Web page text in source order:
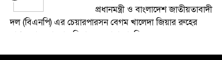
প্রধানমন্ত্রী ও বাংলাদেশ জাতীয়তাবাদী
দল (বিএনপি) এর চেয়ারপারসন বেগম খালেদা জিয়ার রুহের
মাগফেরাত কামনায় মিলাদ ও দোয়া মাহফিল